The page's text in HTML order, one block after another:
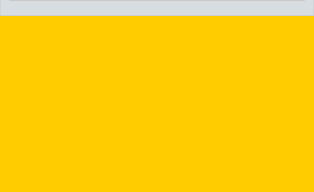
Community platform by XenForo © 2010-2026 XenForo Ltd.